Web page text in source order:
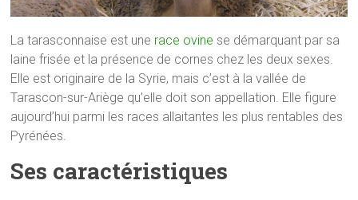
La tarasconnaise est une race ovine se démarquant par sa
laine frisée et la présence de cornes chez les deux sexes.
Elle est originaire de la Syrie, mais c’est à la vallée de
Tarascon-sur-Ariège qu’elle doit son appellation. Elle figure
aujourd’hui parmi les races allaitantes les plus rentables des
Pyrénées.
Ses caractéristiques